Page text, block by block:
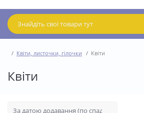
Квіти, листочки, гілочки Квіти
Квіти